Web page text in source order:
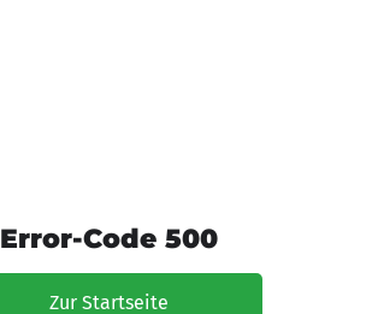
Error-Code 500
Zur Startseite